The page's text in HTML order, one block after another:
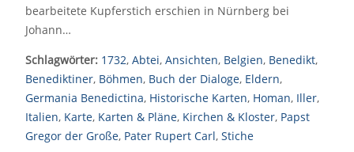
bearbeitete Kupferstich erschien in Nürnberg bei
Johann…
Schlagwörter: 1732, Abtei, Ansichten, Belgien, Benedikt,
Benediktiner, Böhmen, Buch der Dialoge, Eldern,
Germania Benedictina, Historische Karten, Homan, Iller,
Italien, Karte, Karten & Pläne, Kirchen & Kloster, Papst
Gregor der Große, Pater Rupert Carl, Stiche